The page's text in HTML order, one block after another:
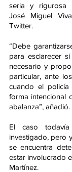
seria y rigurosa
José Miguel
Twitter.
“Debe
para esclarecer
necesario y
particular, ante
cuando el
forma intencional
abalanza”, añadió.
El caso
investigado, pero
se encuentra
estar involucrado
Martínez.